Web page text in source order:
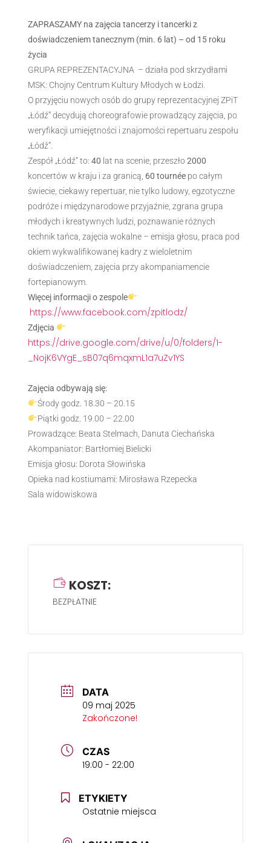
ZAPRASZAMY na zajęcia tancerzy i tancerki z
doświadczeniem tanecznym (min. 6 lat) – od 15 roku
życia
GRUPA REPREZENTACYJNA – działa pod skrzydłami
MSK: Chojny Centrum Kultury Młodych w Łodzi.
O przyjęciu nowych osób do grupy reprezentacyjnej ZPiT
„Łódź” decydują choreografowie prowadzący zajęcia, po
weryfikacji umiejętności i znajomości repertuaru zespołu
„Łódź”.
Zespół „Łódź” to: 40 lat na scenie, przeszło2000
koncertów w kraju i za granicą, 60 tournée po całym
świecie, ciekawy repertuar, nie tylko ludowy, egzotyczne
podróże i międzynarodowe przyjaźnie, zgrana grupa
młodych i kreatywnych ludzi, poznawanie różnych
technik tańca, zajęcia wokalne – emisja głosu, praca pod
okiem wykwalifikowanej kadry z wieloletnim
doświadczeniem, zajęcia przy akompaniamencie
fortepianowym.
Więcej informacji o zespole
https://www.facebook.com/zpitlodz/
Zdjęcia
https://drive.google.com/drive/u/0/folders/1-
_NojK6VYgE_sB07q6mqxmL1a7uZv1YS
Zajęcia odbywają się:
Środy godz. 18.30 – 20.15
Piątki godz. 19.00 – 22.00
Prowadzące: Beata Stelmach, Danuta Ciechańska
Akompaniator: Bartłomiej Bielicki
Emisja głosu: Dorota Słowińska
Opieka nad kostiumami: Mirosława Rzepecka
Sala widowiskowa
KOSZT:
BEZPŁATNIE
DATA
09 maj 2025
Zakończone!
CZAS
19:00 - 22:00
ETYKIETY
Ostatnie miejsca